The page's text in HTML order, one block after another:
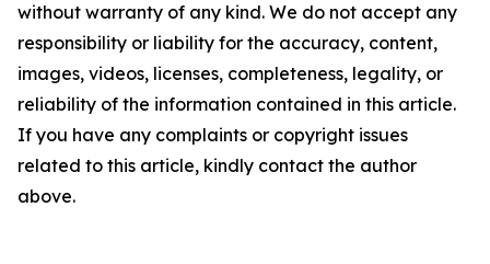
without warranty of any kind. We do not accept any
responsibility or liability for the accuracy, content,
images, videos, licenses, completeness, legality, or
reliability of the information contained in this article.
If you have any complaints or copyright issues
related to this article, kindly contact the author
above.